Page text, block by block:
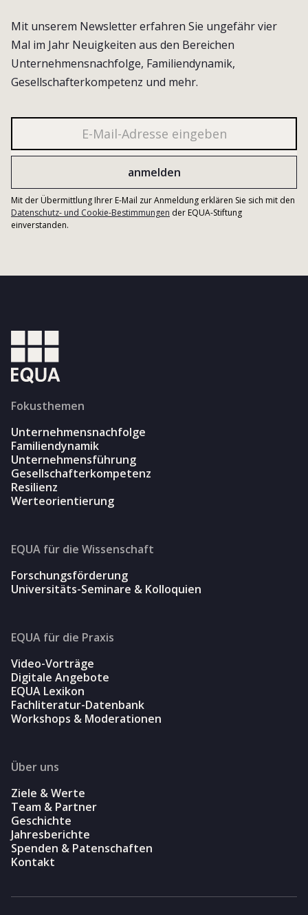
Mit unserem Newsletter erfahren Sie ungefähr vier
Mal im Jahr Neuigkeiten aus den Bereichen
Unternehmensnachfolge, Familiendynamik,
Gesellschafterkompetenz und mehr.
Mit der Übermittlung Ihrer E-Mail zur Anmeldung erklären Sie sich mit den
Datenschutz- und Cookie-Bestimmungen der EQUA-Stiftung
einverstanden.
Fokusthemen
Unternehmensnachfolge
Familiendynamik
Unternehmensführung
Gesellschafterkompetenz
Resilienz
Werteorientierung
EQUA für die Wissenschaft
Forschungsförderung
Universitäts-Seminare & Kolloquien
EQUA für die Praxis
Video-Vorträge
Digitale Angebote
EQUA Lexikon
Fachliteratur-Datenbank
Workshops & Moderationen
Über uns
Ziele & Werte
Team & Partner
Geschichte
Jahresberichte
Spenden & Patenschaften
Kontakt